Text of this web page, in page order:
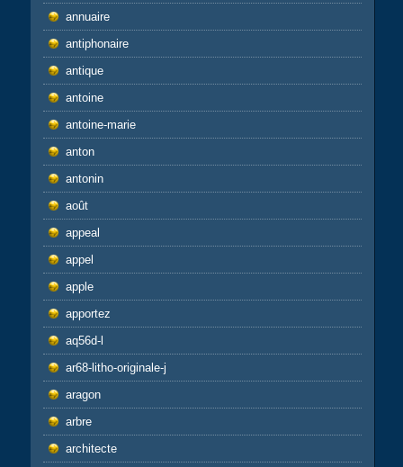
annuaire
antiphonaire
antique
antoine
antoine-marie
anton
antonin
août
appeal
appel
apple
apportez
aq56d-l
ar68-litho-originale-j
aragon
arbre
architecte